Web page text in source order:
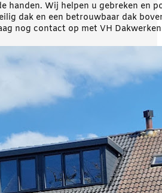
handen. Wij helpen u gebreken en
dak en een betrouwbaar dak
nog contact op met VH